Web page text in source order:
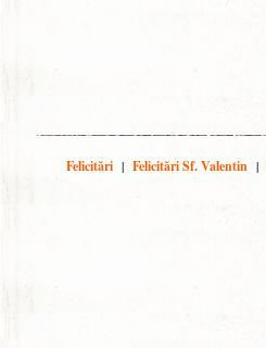
Felicitări | Felicitări Sf. Valentin |